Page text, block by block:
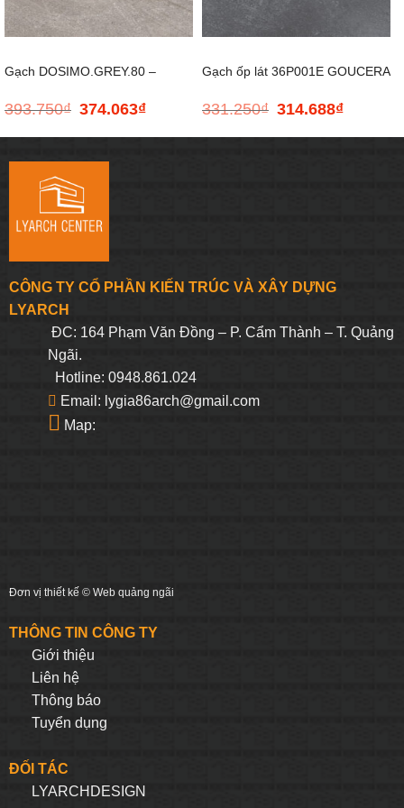
Gạch DOSIMO.GREY.80 –
393.750₫ Giá
393.750₫.
374.063₫Giá
Gạch ốp lát 36P001E GOUCERA
331.250₫ Giá
314.688₫Giá
CÔNG TY CỔ PHẦN KIẾN TRÚC VÀ XÂY DỰNG
LYARCH
ĐC: 164 Phạm Văn Đồng – P. Cẩm Thành – T. Quảng
Ngãi.
Hotline: 0948.861.024
Email: lygia86arch@gmail.com
Map:
Đơn vị thiết kế © Web quảng ngãi
THÔNG TIN CÔNG TY
Giới thiệu
Liên hệ
Thông báo
Tuyển dụng
ĐỐI TÁC
LYARCHDESIGN